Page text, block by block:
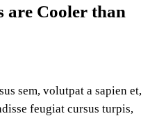
are Cooler than
sem, volutpat a sapien et,
feugiat cursus turpis,